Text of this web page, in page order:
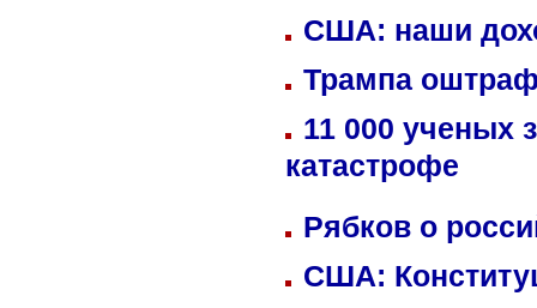
США: наши
Трампа
11 000 ученых
катастрофе
Рябков о
США: